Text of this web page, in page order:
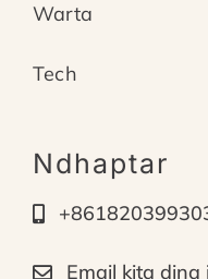
Warta
Tech
Ndhaptar
Email kita dina